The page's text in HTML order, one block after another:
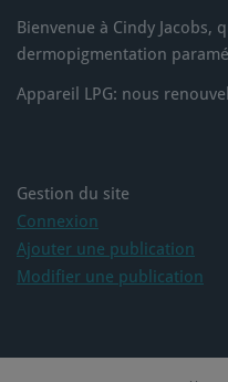
Bienvenue à Cindy Jacobs,
dermopigmentation
Appareil LPG: nous
Gestion du site
Connexion
Ajouter une publication
Modifier une publication